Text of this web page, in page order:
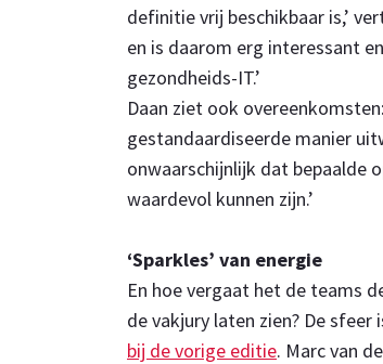
definitie vrij beschikbaar is,’
en is daarom erg interessant
gezondheids-IT.’
Daan ziet ook
gestandaardiseerde manier
onwaarschijnlijk dat bepaalde
waardevol kunnen zijn.’
‘Sparkles’ van energie
En hoe vergaat het de teams
de vakjury laten zien? De
bij de vorige editie. Marc van